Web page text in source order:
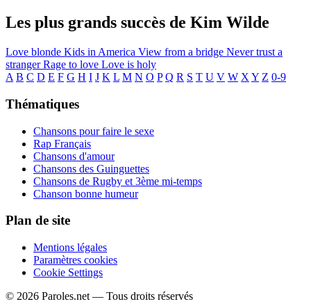
Les plus grands succès de Kim Wilde
Love blonde Kids in America View from a bridge Never trust a
strangerRage to love Love is holy
A B C D E F G H I J K L M N O P Q R S T U V W X Y Z 0-9
Thématiques
Chansons pour faire le sexe
Rap Français
Chansons d'amour
Chansons des Guinguettes
Chansons de Rugby et 3ème mi-temps
Chanson bonne humeur
Plan de site
Mentions légales
Paramètres cookies
Cookie Settings
© 2026 Paroles.net — Tous droits réservés